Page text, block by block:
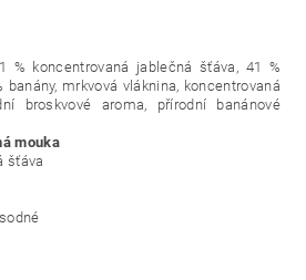
% koncentrovaná jablečná šťáva, 41 %
banány, mrkvová vláknina, koncentrovaná
broskvové aroma, přírodní banánové
mouka
šťáva